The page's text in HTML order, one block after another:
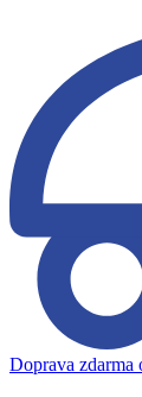
Doprava zdarma